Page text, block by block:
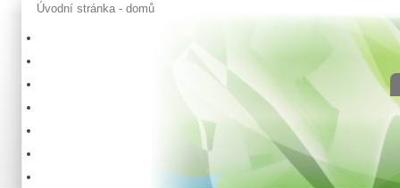
Úvodní stránka - domů